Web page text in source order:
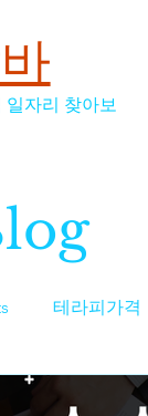
일자리 찾아보
테라피가격
스웨